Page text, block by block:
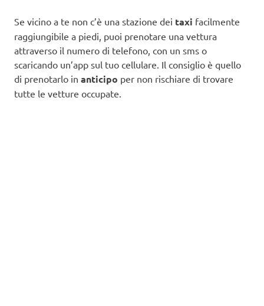
Se vicino a te non c’è una stazione dei taxi facilmente
raggiungibile a piedi, puoi prenotare una vettura
attraverso il numero di telefono, con un sms o
scaricando un’app sul tuo cellulare. Il consiglio è quello
di prenotarlo in anticipo per non rischiare di trovare
tutte le vetture occupate.